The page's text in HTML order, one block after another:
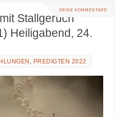
KEINE KOMMENTARE
Stallgeruch
Heiligabend, 24.
, PREDIGTEN 2022